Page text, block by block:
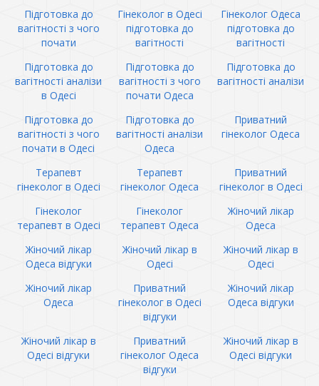
Підготовка до
вагітності з чого
почати
Гінеколог в Одесі
підготовка до
вагітності
Гінеколог Одеса
підготовка до
вагітності
Підготовка до
вагітності аналізи
в Одесі
Підготовка до
вагітності з чого
почати Одеса
Підготовка до
вагітності аналізи
Підготовка до
вагітності з чого
почати в Одесі
Підготовка до
вагітності аналізи
Одеса
Приватний
гінеколог Одеса
Терапевт
гінеколог в Одесі
Терапевт
гінеколог Одеса
Приватний
гінеколог в Одесі
Гінеколог
терапевт в Одесі
Гінеколог
терапевт Одеса
Жіночий лікар
Одеса
Жіночий лікар
Одеса відгуки
Жіночий лікар в
Одесі
Жіночий лікар в
Одесі
Жіночий лікар
Одеса
Приватний
гінеколог в Одесі
відгуки
Жіночий лікар
Одеса відгуки
Жіночий лікар в
Одесі відгуки
Приватний
гінеколог Одеса
відгуки
Жіночий лікар в
Одесі відгуки